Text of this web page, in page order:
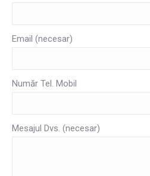
Email (necesar)
Număr Tel. Mobil
Mesajul Dvs. (necesar)